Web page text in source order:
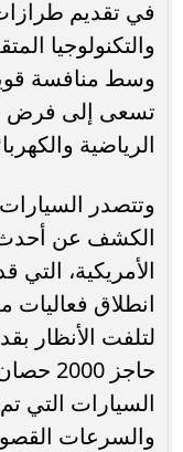
في تقديم
والتكنولوجيا
وسط منافسة
تسعى إلى فرض
الرياضية
وتتصدر
الكشف عن
الأمريكية،
لتلفت الأنظار
حاجز
السيارات التي
والسرعات